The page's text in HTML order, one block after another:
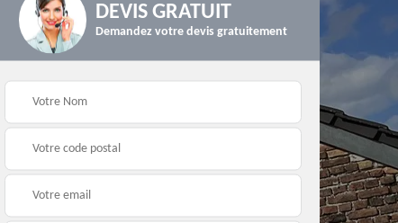
Travaux de charpente
36 Indre
Réparateur
installateur de velux
DEVIS GRATUIT
Demandez votre devis gratuitement